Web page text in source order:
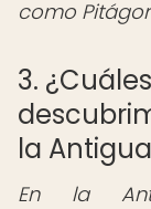
como
3.
la
En la